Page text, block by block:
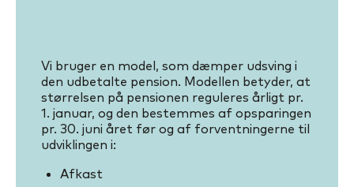
Vi bruger en model, som dæmper udsving i
den udbetalte pension. Modellen betyder, at
størrelsen på pensionen reguleres årligt pr.
1. januar, og den bestemmes af opsparingen
pr. 30. juni året før og af forventningerne til
udviklingen i:
Afkast